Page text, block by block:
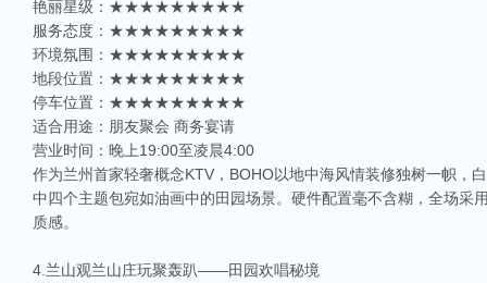
艳丽星级：★★★★★★★★★
服务态度：★★★★★★★★★
环境氛围：★★★★★★★★★
地段位置：★★★★★★★★★
停车位置：★★★★★★★★★
适合用途：朋友聚会 商务宴请
营业时间：晚上19:00至凌晨4:00
作为兰州首家轻奢概念KTV，BOHO以地中海风情装修独树一帜，
中四个主题包宛如油画中的田园场景。硬件配置毫不含糊，全场采
质感。
4.兰山观兰山庄玩聚轰趴——田园欢唱秘境